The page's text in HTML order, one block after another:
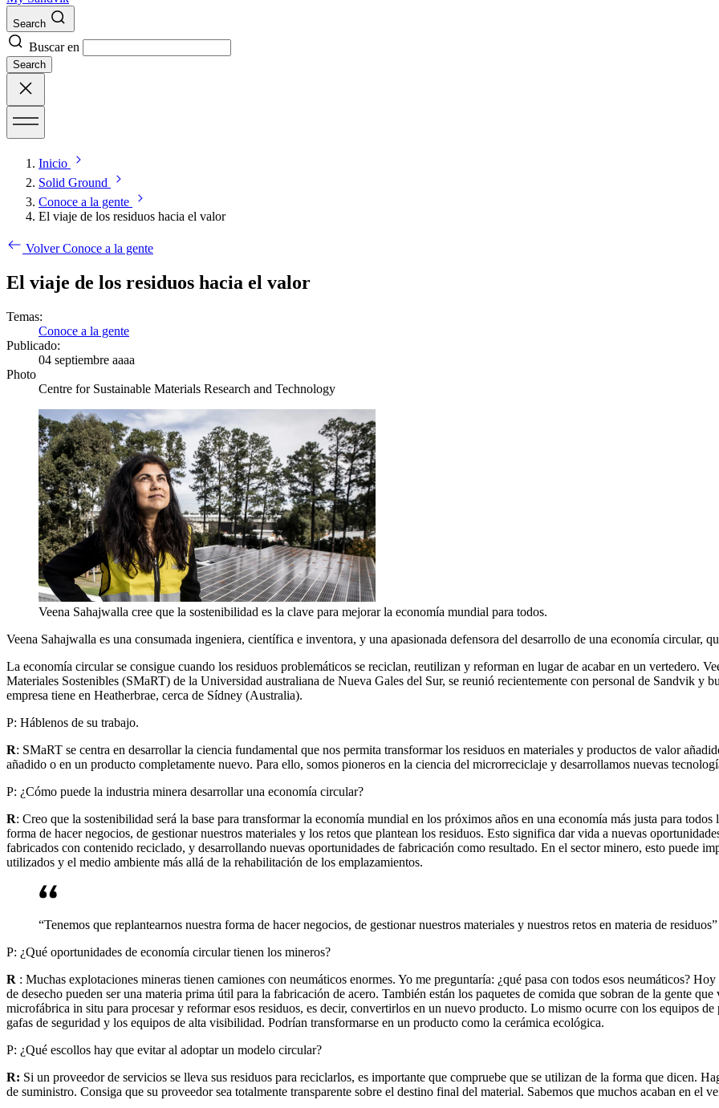
Search
Buscar en
Search
Inicio
Solid Ground
Conoce a la gente
El viaje de los residuos hacia el valor
Volver Conoce a la gente
El viaje de los residuos hacia el valor
Temas:
Conoce a la gente
Publicado:
04 septiembre aaaa
Photo
Centre for Sustainable Materials Research and Technology
Veena Sahajwalla cree que la sostenibilidad es la clave para mejorar la economía mundial para todos.
Veena Sahajwalla es una consumada ingeniera, científica e inventora, y una apasionada defensora del desarrollo de una economía circular,
La economía circular se consigue cuando los residuos problemáticos se reciclan, reutilizan y reforman en lugar de acabar en un vertedero.
Materiales Sostenibles (SMaRT) de la Universidad australiana de Nueva Gales del Sur, se reunió recientemente con personal de Sandvik y
empresa tiene en Heatherbrae, cerca de Sídney (Australia).
P: Háblenos de su trabajo.
R: SMaRT se centra en desarrollar la ciencia fundamental que nos permita transformar los residuos en materiales y productos de valor
añadido o en un producto completamente nuevo. Para ello, somos pioneros en la ciencia del microrreciclaje y desarrollamos nuevas
P: ¿Cómo puede la industria minera desarrollar una economía circular?
R: Creo que la sostenibilidad será la base para transformar la economía mundial en los próximos años en una economía más justa para
forma de hacer negocios, de gestionar nuestros materiales y los retos que plantean los residuos. Esto significa dar vida a nuevas
fabricados con contenido reciclado, y desarrollando nuevas oportunidades de fabricación como resultado. En el sector minero, esto puede
utilizados y el medio ambiente más allá de la rehabilitación de los emplazamientos.
“Tenemos que replantearnos nuestra forma de hacer negocios, de gestionar nuestros materiales y nuestros retos en materia de residuos”
P: ¿Qué oportunidades de economía circular tienen los mineros?
R : Muchas explotaciones mineras tienen camiones con neumáticos enormes. Yo me preguntaría: ¿qué pasa con todos esos neumáticos?
de desecho pueden ser una materia prima útil para la fabricación de acero. También están los paquetes de comida que sobran de la gente
microfábrica in situ para procesar y reformar esos residuos, es decir, convertirlos en un nuevo producto. Lo mismo ocurre con los equipos
gafas de seguridad y los equipos de alta visibilidad. Podrían transformarse en un producto como la cerámica ecológica.
P: ¿Qué escollos hay que evitar al adoptar un modelo circular?
R: Si un proveedor de servicios se lleva sus residuos para reciclarlos, es importante que compruebe que se utilizan de la forma que dicen.
de suministro. Consiga que su proveedor sea totalmente transparente sobre el destino final del material. Sabemos que muchos acaban en el